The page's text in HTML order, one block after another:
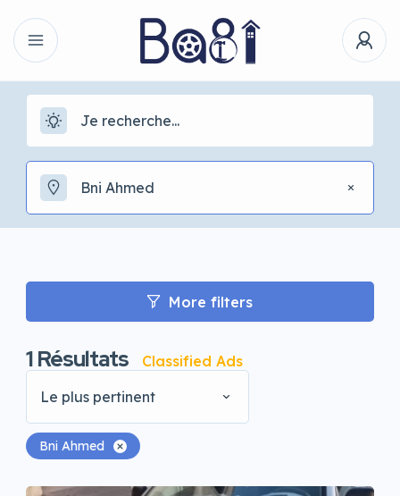
Bni Ahmed
More filters
1Résultats
Classified Ads
Le plus pertinent
Bni Ahmed